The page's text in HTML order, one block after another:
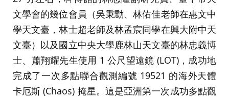
文學會的幾位會員（吳秉勳、林佑佳老師在惠文中
學天文臺，林士超老師及林孟宸同學在興大附中天
文臺）以及國立中央大學鹿林山天文臺的林忠義博
士、蕭翔耀先生使用 1 公尺望遠鏡 (LOT)，成功地
完成了一次多點聯合觀測編號 19521 的海外天體
卡厄斯 (Chaos) 掩星。這是亞洲第一次成功多點觀